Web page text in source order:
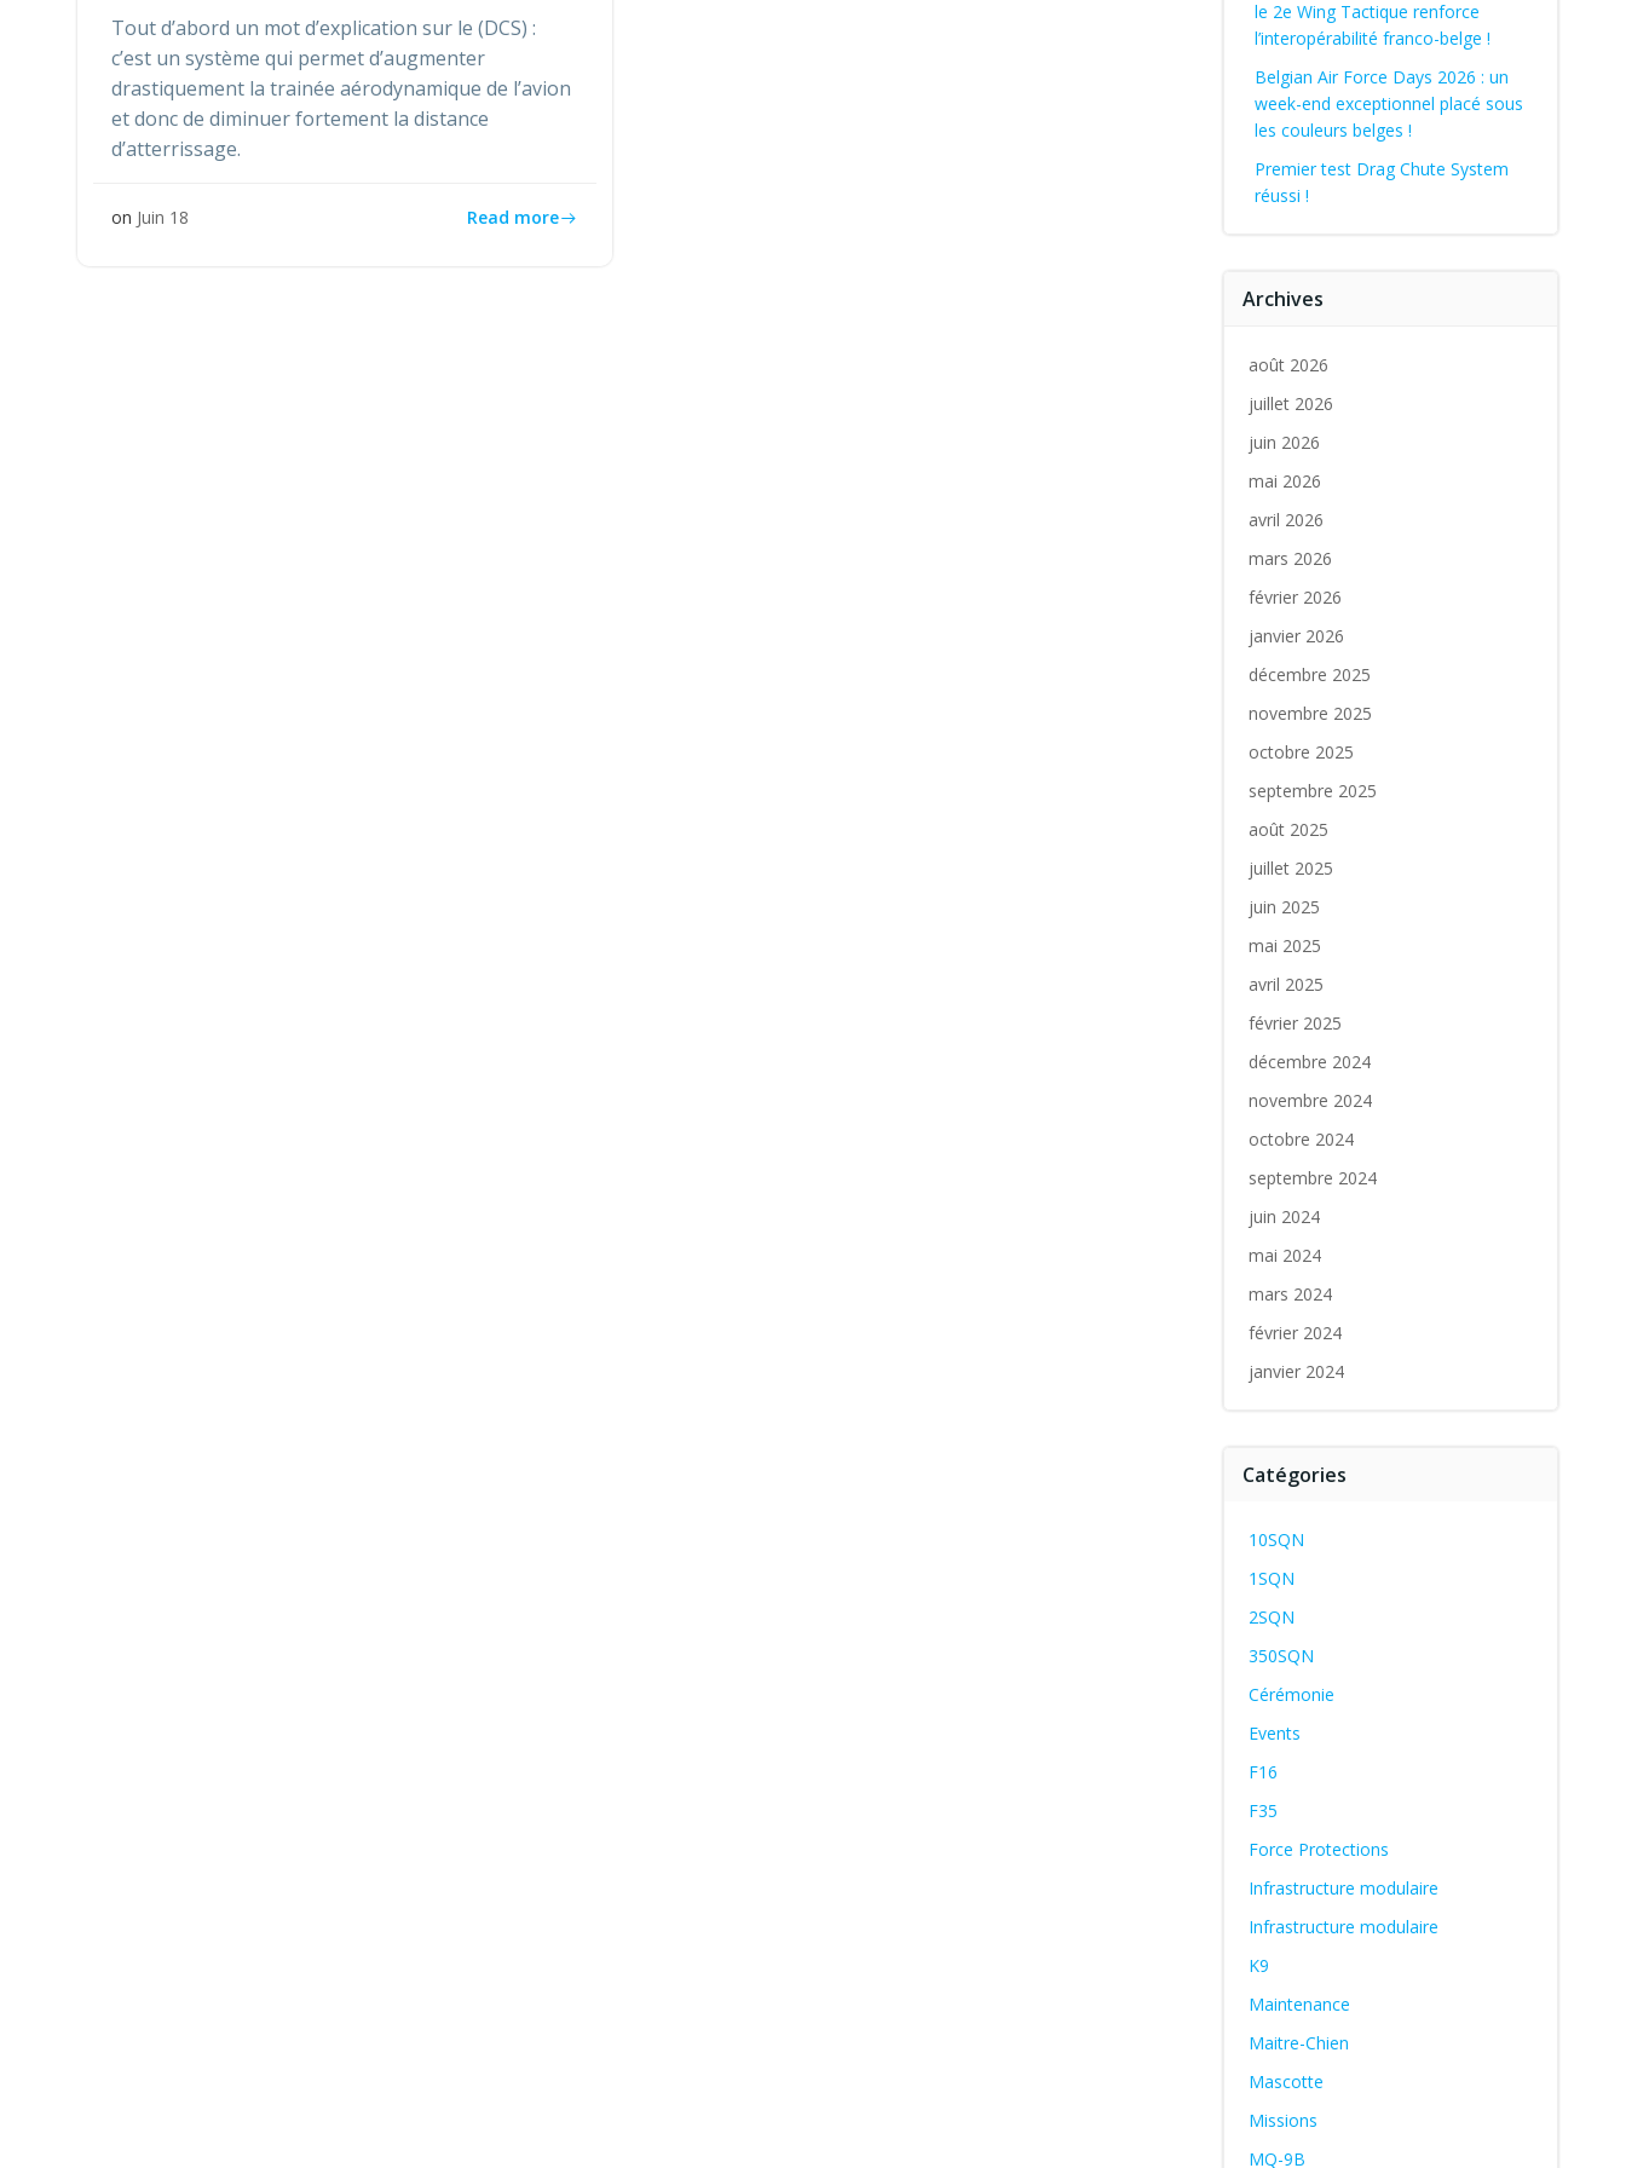
Tout d’abord un mot d’explication sur le (DCS) :
c’est un système qui permet d’augmenter
drastiquement la trainée aérodynamique de l’avion
et donc de diminuer fortement la distance
d’atterrissage.
on Juin 18 Read more
le 2e Wing Tactique renforce
l’interopérabilité franco-belge !
Belgian Air Force Days 2026 : un
week-end exceptionnel placé sous
les couleurs belges !
Premier test Drag Chute System
réussi !
Archives
août 2026
juillet 2026
juin 2026
mai 2026
avril 2026
mars 2026
février 2026
janvier 2026
décembre 2025
novembre 2025
octobre 2025
septembre 2025
août 2025
juillet 2025
juin 2025
mai 2025
avril 2025
février 2025
décembre 2024
novembre 2024
octobre 2024
septembre 2024
juin 2024
mai 2024
mars 2024
février 2024
janvier 2024
Catégories
10SQN
1SQN
2SQN
350SQN
Cérémonie
Events
F16
F35
Force Protections
Infrastructure modulaire
Infrastructure modulaire
K9
Maintenance
Maitre-Chien
Mascotte
Missions
MQ-9B